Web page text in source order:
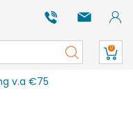
0
v.a €75